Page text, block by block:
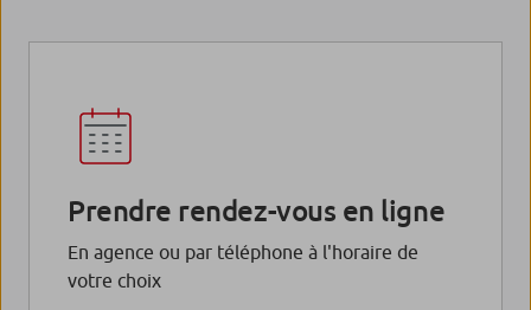
Prendre rendez-vous en ligne
En agence ou par téléphone à l'horaire de
votre choix